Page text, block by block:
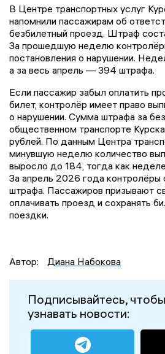
В Центре транспортных услуг
напомнили пассажирам об
безбилетный проезд. Штраф
За прошедшую неделю
постановления о нарушении.
а за весь апрель — 394 штрафа.
Если пассажир забыл оплатить
билет, контролёр имеет право
о нарушении. Сумма штрафа за
общественном транспорте
рублей. По данным Центра
минувшую неделю количество
выросло до 184, тогда как
За апрель 2026 года
штрафа. Пассажиров призывают
оплачивать проезд и сохранять
поездки.
Автор: Диана Набокова
Подписывайтесь,
узнавать новости: